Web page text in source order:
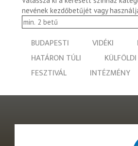
nevének kezdőbetűjét vagy
BUDAPESTI VIDÉKI
HATÁRON TÚLI
KÜLFÖLDI
FESZTIVÁL
INTÉZMÉNY